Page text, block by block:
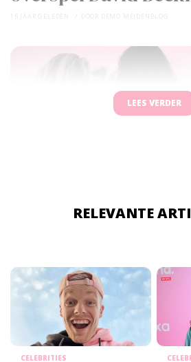
LEES VERDER
RELEVANTE
CELEBRITIES